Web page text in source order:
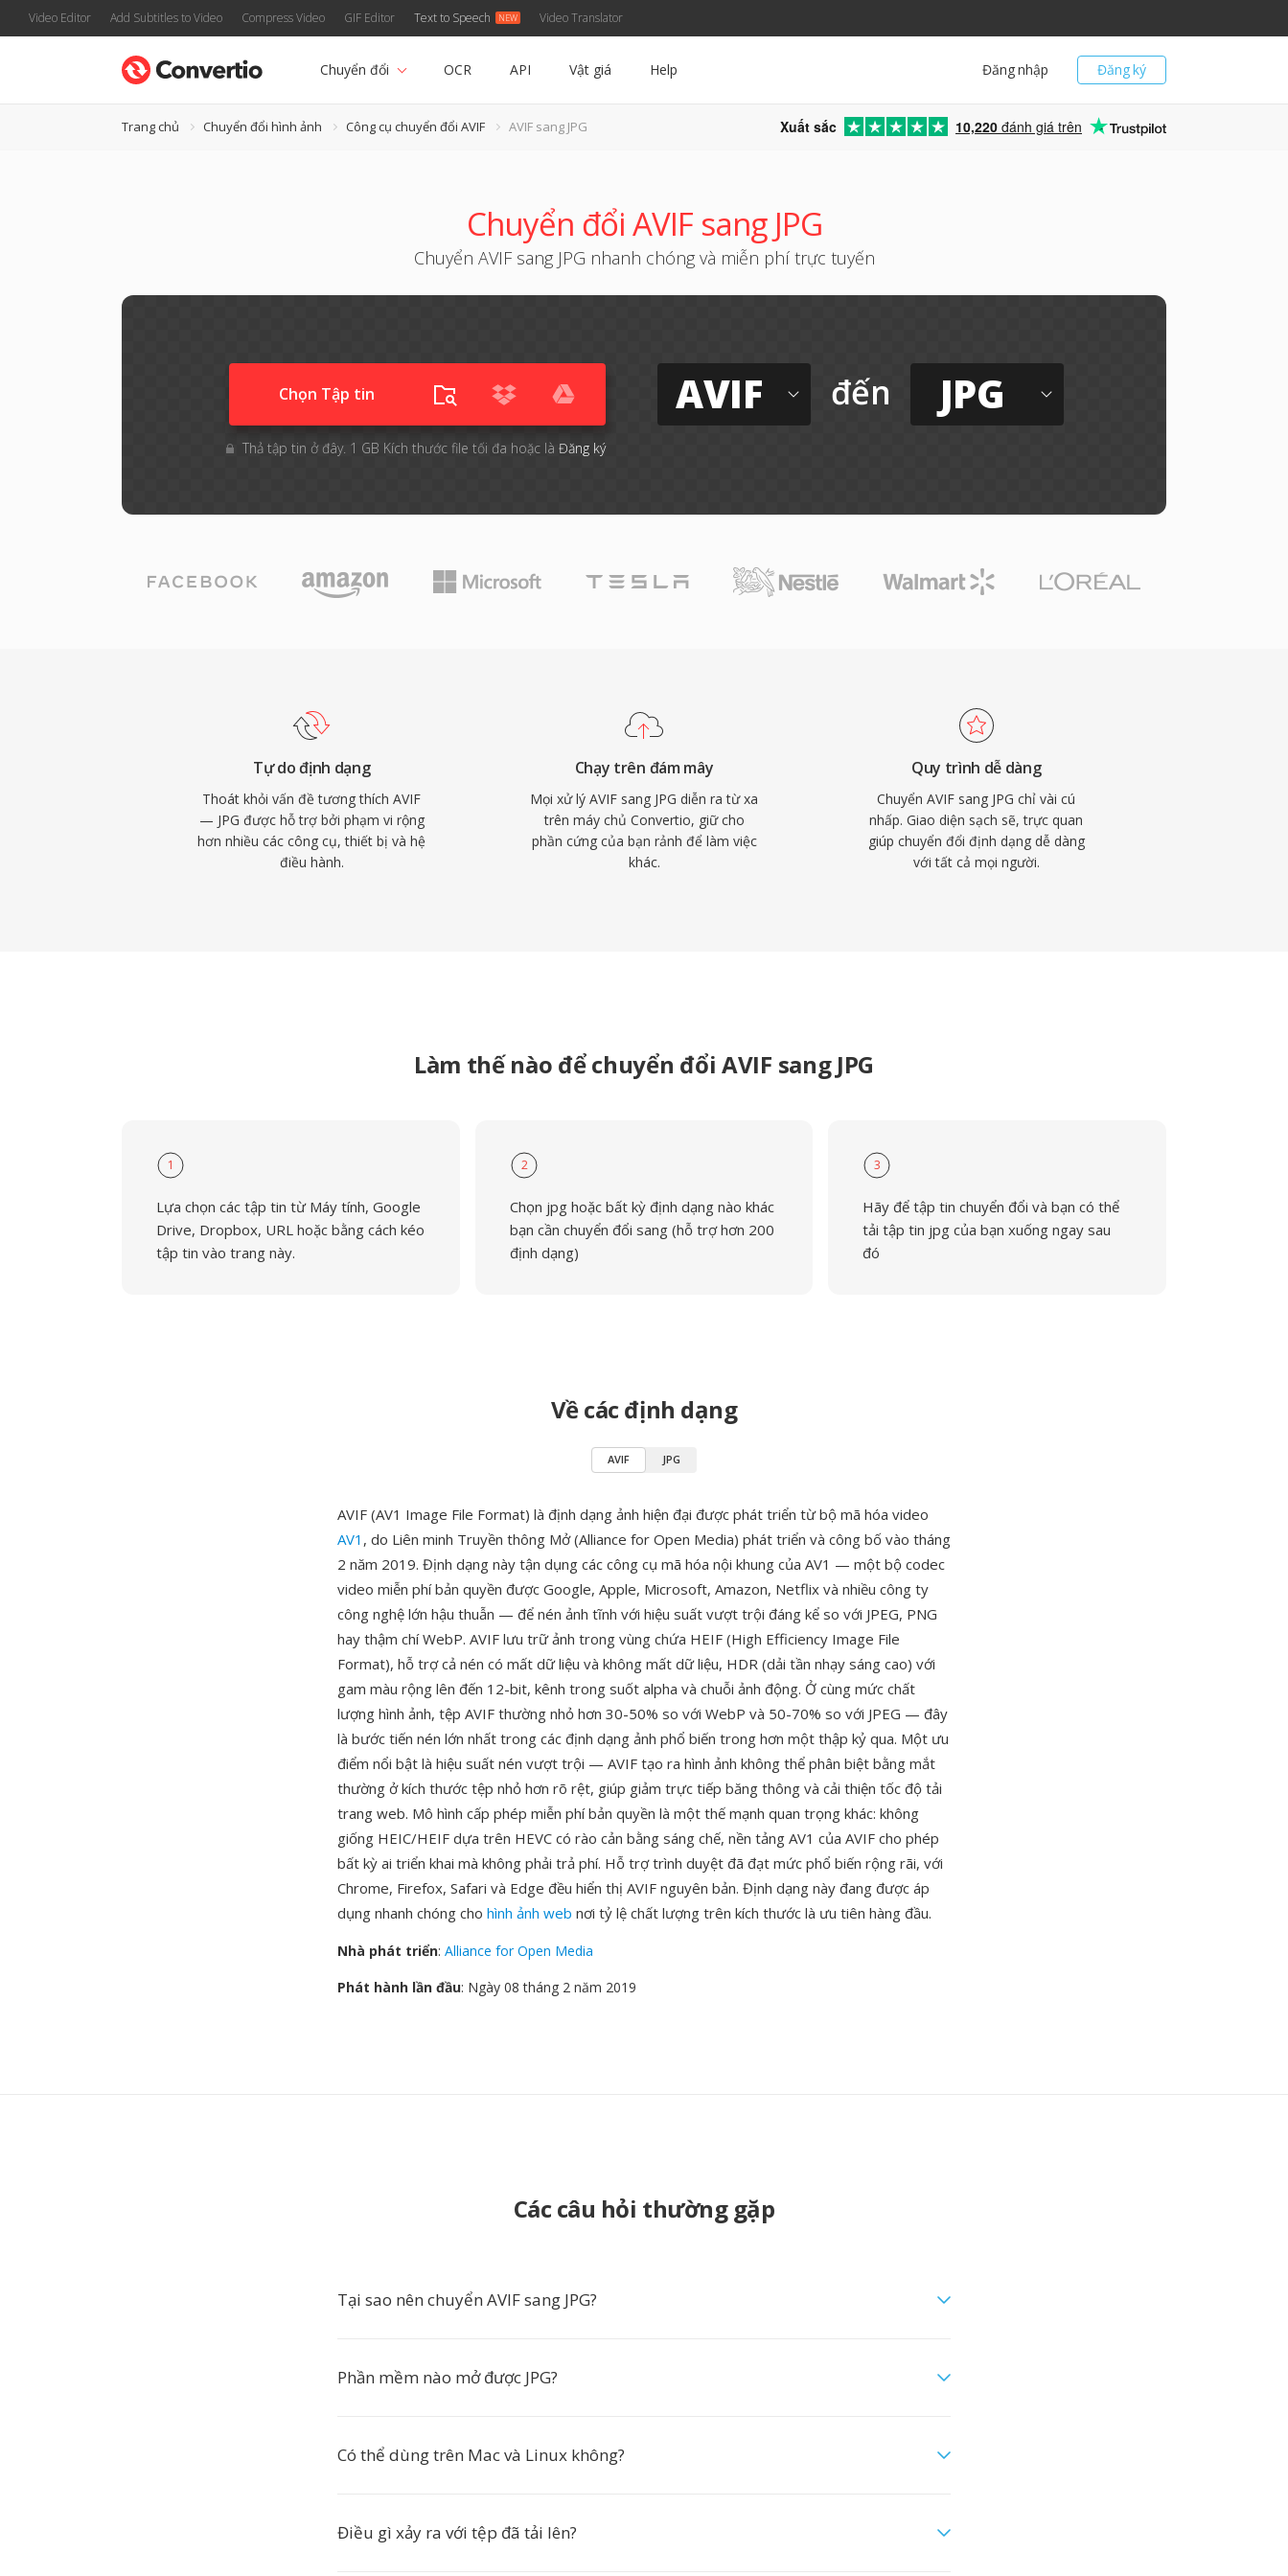
Video Editor Add Subtitles to Video Compress Video GIF Editor Text to Speech Video Translator
Đăng ký
Đăng nhập
Chuyển đổi OCR API Vật giá Help
Trang chủ Chuyển đổi hình ảnh Công cụ chuyển đổi AVIF AVIF sang JPG Xuất sắc 10,220 đánh giá trên
Chuyển đổi AVIF sang JPG
Chuyển AVIF sang JPG nhanh chóng và miễn phí trực tuyến
Chọn Tập tin
Thả tập tin ở đây. 1 GB Kích thước file tối đa hoặc là Đăng ký
AVIF đến JPG
Tự do định dạng
Thoát khỏi vấn đề tương thích AVIF
— JPG được hỗ trợ bởi phạm vi rộng
hơn nhiều các công cụ, thiết bị và hệ
điều hành.
Chạy trên đám mây
Mọi xử lý AVIF sang JPG diễn ra từ xa
trên máy chủ Convertio, giữ cho
phần cứng của bạn rảnh để làm việc
khác.
Quy trình dễ dàng
Chuyển AVIF sang JPG chỉ vài cú
nhấp. Giao diện sạch sẽ, trực quan
giúp chuyển đổi định dạng dễ dàng
với tất cả mọi người.
Làm thế nào để chuyển đổi AVIF sang JPG
1
Lựa chọn các tập tin từ Máy tính, Google
Drive, Dropbox, URL hoặc bằng cách kéo
tập tin vào trang này.
2
Chọn jpg hoặc bất kỳ định dạng nào khác
bạn cần chuyển đổi sang (hỗ trợ hơn 200
định dạng)
3
Hãy để tập tin chuyển đổi và bạn có thể
tải tập tin jpg của bạn xuống ngay sau
đó
Về các định dạng
AVIF JPG
AVIF (AV1 Image File Format) là định dạng ảnh hiện đại được phát triển từ bộ mã hóa video
AV1 , do Liên minh Truyền thông Mở (Alliance for Open Media) phát triển và công bố vào tháng
2 năm 2019. Định dạng này tận dụng các công cụ mã hóa nội khung của AV1 — một bộ codec
video miễn phí bản quyền được Google, Apple, Microsoft, Amazon, Netflix và nhiều công ty
công nghệ lớn hậu thuẫn — để nén ảnh tĩnh với hiệu suất vượt trội đáng kể so với JPEG, PNG
hay thậm chí WebP. AVIF lưu trữ ảnh trong vùng chứa HEIF (High Efficiency Image File
Format), hỗ trợ cả nén có mất dữ liệu và không mất dữ liệu, HDR (dải tần nhạy sáng cao) với
gam màu rộng lên đến 12-bit, kênh trong suốt alpha và chuỗi ảnh động. Ở cùng mức chất
lượng hình ảnh, tệp AVIF thường nhỏ hơn 30-50% so với WebP và 50-70% so với JPEG — đây
là bước tiến nén lớn nhất trong các định dạng ảnh phổ biến trong hơn một thập kỷ qua. Một ưu
điểm nổi bật là hiệu suất nén vượt trội — AVIF tạo ra hình ảnh không thể phân biệt bằng mắt
thường ở kích thước tệp nhỏ hơn rõ rệt, giúp giảm trực tiếp băng thông và cải thiện tốc độ tải
trang web. Mô hình cấp phép miễn phí bản quyền là một thế mạnh quan trọng khác: không
giống HEIC/HEIF dựa trên HEVC có rào cản bằng sáng chế, nền tảng AV1 của AVIF cho phép
bất kỳ ai triển khai mà không phải trả phí. Hỗ trợ trình duyệt đã đạt mức phổ biến rộng rãi, với
Chrome, Firefox, Safari và Edge đều hiển thị AVIF nguyên bản. Định dạng này đang được áp
dụng nhanh chóng cho hình ảnh web nơi tỷ lệ chất lượng trên kích thước là ưu tiên hàng đầu.
Nhà phát triển: Alliance for Open Media
Phát hành lần đầu: Ngày 08 tháng 2 năm 2019
Các câu hỏi thường gặp
Tại sao nên chuyển AVIF sang JPG?
Phần mềm nào mở được JPG?
Có thể dùng trên Mac và Linux không?
Điều gì xảy ra với tệp đã tải lên?